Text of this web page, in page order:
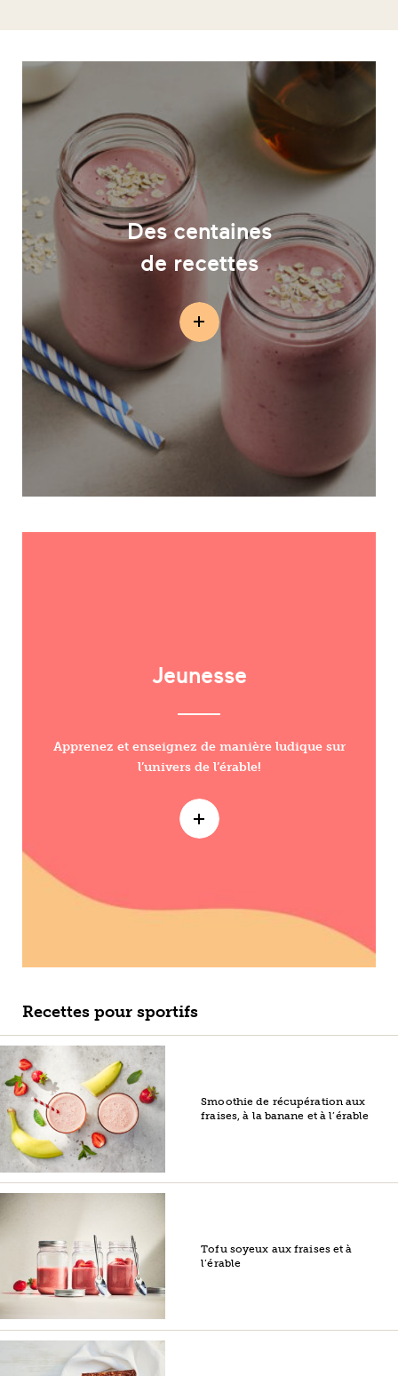
Des centaines
de recettes
Jeunesse
Apprenez et enseignez de manière ludique sur
l’univers de l’érable!
Recettes pour sportifs
Smoothie de récupération aux
fraises, à la banane et à l’érable
Tofu soyeux aux fraises et à
l’érable